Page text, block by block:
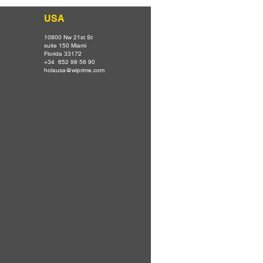
USA
10800 Nw 21st St
suite 150 Miami
Florida 33172
+34 652 98 58 90
holausa@wiprime.com